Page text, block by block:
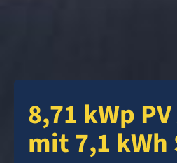
8,71 kWp
mit 7,1 kWh